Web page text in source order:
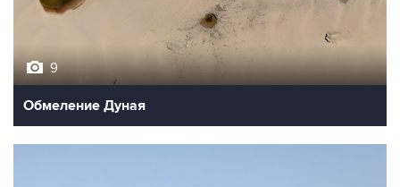
9
Обмеление Дуная